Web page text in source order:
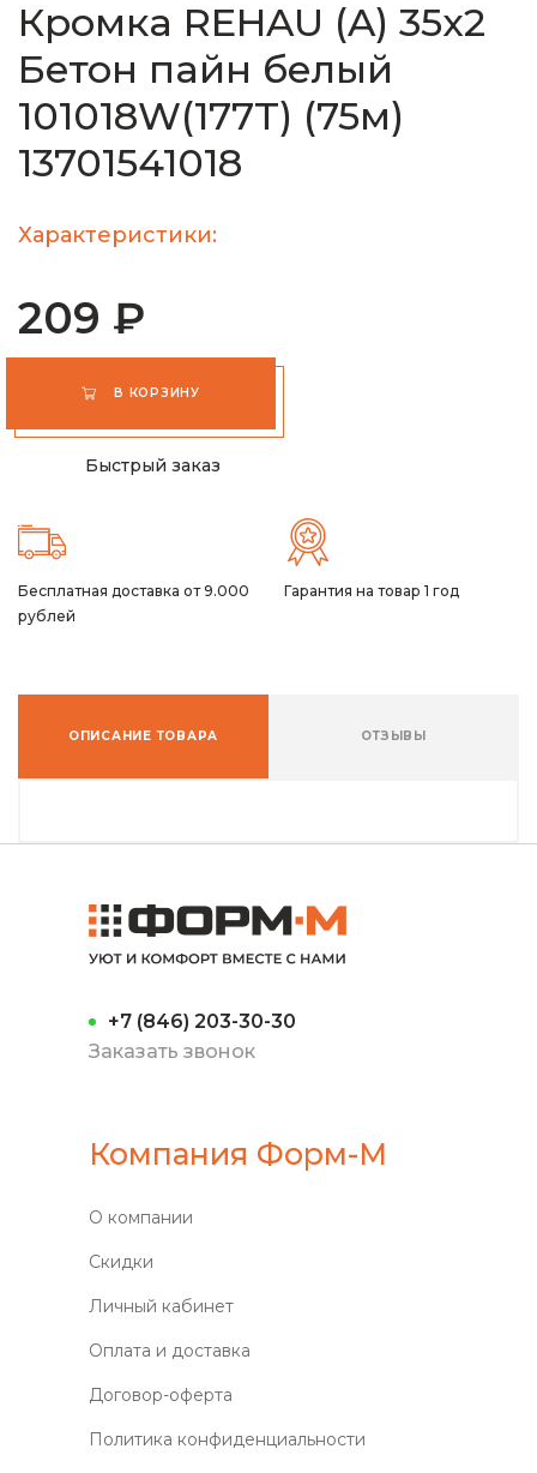
Кромка REHAU (A) 35х2
Бетон пайн белый
101018W(177T) (75м)
13701541018
Характеристики:
209 ₽
В КОРЗИНУ
Быстрый заказ
Бесплатная доставка от 9.000
рублей
Гарантия на товар 1 год
ОПИСАНИЕ ТОВАРА ОТЗЫВЫ
+7 (846) 203-30-30
Заказать звонок
Компания Форм-М
О компании
Скидки
Личный кабинет
Оплата и доставка
Договор-оферта
Политика конфиденциальности